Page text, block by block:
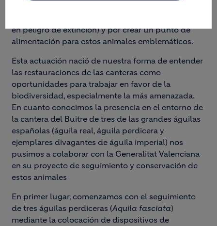
en peligro de extinción) y por crear un punto de
alimentación para estos animales emblemáticos.
Esta actuación nació de nuestra forma de entender
las restauraciones de las canteras como
oportunidades para trabajar en favor de la
biodiversidad, especialmente la más amenazada.
En cuanto conocimos la presencia en el entorno de
la cantera del Buitre de tres de las grandes águilas
españolas (águila real, águila perdicera y
ejemplares divagantes de águila imperial) nos
pusimos a colaborar con la Generalitat Valenciana
en su proyecto de seguimiento y conservación de
estos animales
En primer lugar, comenzamos con el seguimiento
de tres águilas perdiceras (Aquila fasciata)
mediante la colocación de dispositivos de